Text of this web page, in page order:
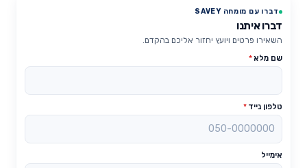
דברו עם מומחה SAVEY
דברו איתנו
השאירו פרטים ויועץ יחזור אליכם בהקדם.
שם מלא*
טלפון נייד *
אימייל